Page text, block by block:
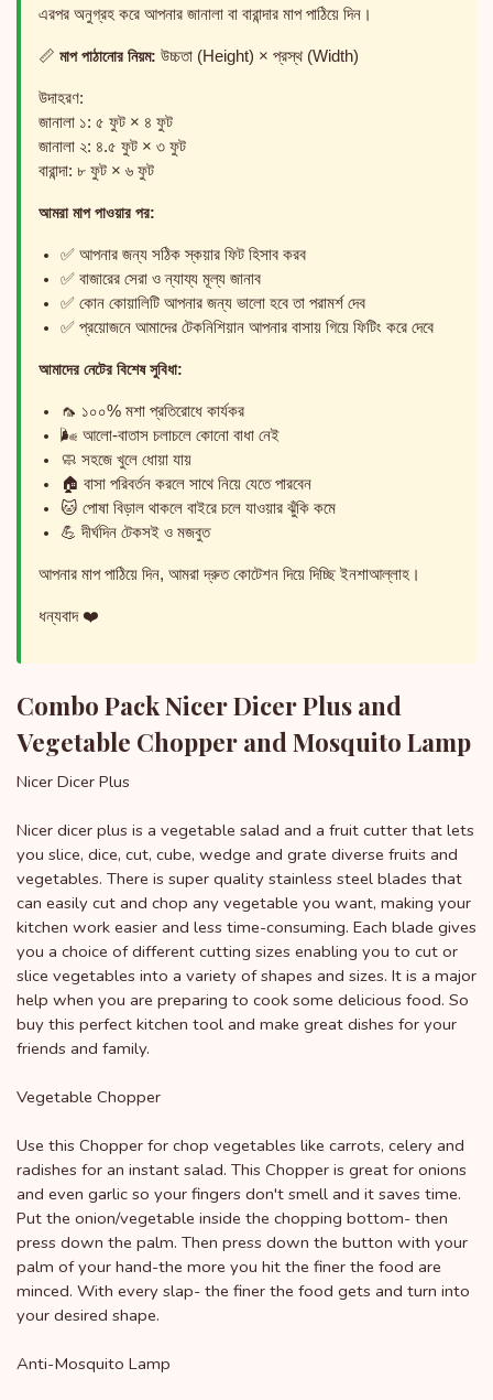
এরপর অনুগ্রহ করে আপনার জানালা বা বারান্দার মাপ পাঠিয়ে দিন।
📏 মাপ পাঠানোর নিয়ম: উচ্চতা (Height) × প্রস্থ (Width)
উদাহরণ:
জানালা ১: ৫ ফুট × ৪ ফুট
জানালা ২: ৪.৫ ফুট × ৩ ফুট
বারান্দা: ৮ ফুট × ৬ ফুট
আমরা মাপ পাওয়ার পর:
✅ আপনার জন্য সঠিক স্কয়ার ফিট হিসাব করব
✅ বাজারের সেরা ও ন্যায্য মূল্য জানাব
✅ কোন কোয়ালিটি আপনার জন্য ভালো হবে তা পরামর্শ দেব
✅ প্রয়োজনে আমাদের টেকনিশিয়ান আপনার বাসায় গিয়ে ফিটিং করে দেবে
আমাদের নেটের বিশেষ সুবিধা:
🦟 ১০০% মশা প্রতিরোধে কার্যকর
🌬️ আলো-বাতাস চলাচলে কোনো বাধা নেই
🧼 সহজে খুলে ধোয়া যায়
🏠 বাসা পরিবর্তন করলে সাথে নিয়ে যেতে পারবেন
🐱 পোষা বিড়াল থাকলে বাইরে চলে যাওয়ার ঝুঁকি কমে
💪 দীর্ঘদিন টেকসই ও মজবুত
আপনার মাপ পাঠিয়ে দিন, আমরা দ্রুত কোটেশন দিয়ে দিচ্ছি ইনশাআল্লাহ।
ধন্যবাদ ❤️
Combo Pack Nicer Dicer Plus and
Vegetable Chopper and Mosquito Lamp
Nicer Dicer Plus
Nicer dicer plus is a vegetable salad and a fruit cutter that lets
you slice, dice, cut, cube, wedge and grate diverse fruits and
vegetables. There is super quality stainless steel blades that
can easily cut and chop any vegetable you want, making your
kitchen work easier and less time-consuming. Each blade gives
you a choice of different cutting sizes enabling you to cut or
slice vegetables into a variety of shapes and sizes. It is a major
help when you are preparing to cook some delicious food. So
buy this perfect kitchen tool and make great dishes for your
friends and family.
Vegetable Chopper
Use this Chopper for chop vegetables like carrots, celery and
radishes for an instant salad. This Chopper is great for onions
and even garlic so your fingers don't smell and it saves time.
Put the onion/vegetable inside the chopping bottom- then
press down the palm. Then press down the button with your
palm of your hand-the more you hit the finer the food are
minced. With every slap- the finer the food gets and turn into
your desired shape.
Anti-Mosquito Lamp